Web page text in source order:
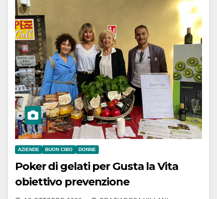
AZIENDE BUON CIBO DONNE
Poker di gelati per Gusta la Vita
obiettivo prevenzione